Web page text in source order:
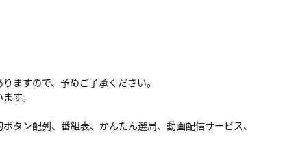
ますので、予めご了承ください。
す。
タン配列、番組表、かんたん選局、動画配信サービス、